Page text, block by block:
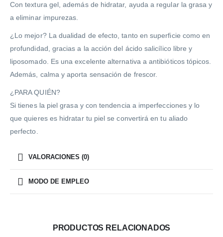
Con textura gel, además de hidratar, ayuda a regular la grasa y
a eliminar impurezas.
¿Lo mejor? La dualidad de efecto, tanto en superficie como en
profundidad, gracias a la acción del ácido salicílico libre y
liposomado. Es una excelente alternativa a antibióticos tópicos.
Además, calma y aporta sensación de frescor.
¿PARA QUIÉN?
Si tienes la piel grasa y con tendencia a imperfecciones y lo
que quieres es hidratar tu piel se convertirá en tu aliado
perfecto.
VALORACIONES (0)
MODO DE EMPLEO
PRODUCTOS RELACIONADOS